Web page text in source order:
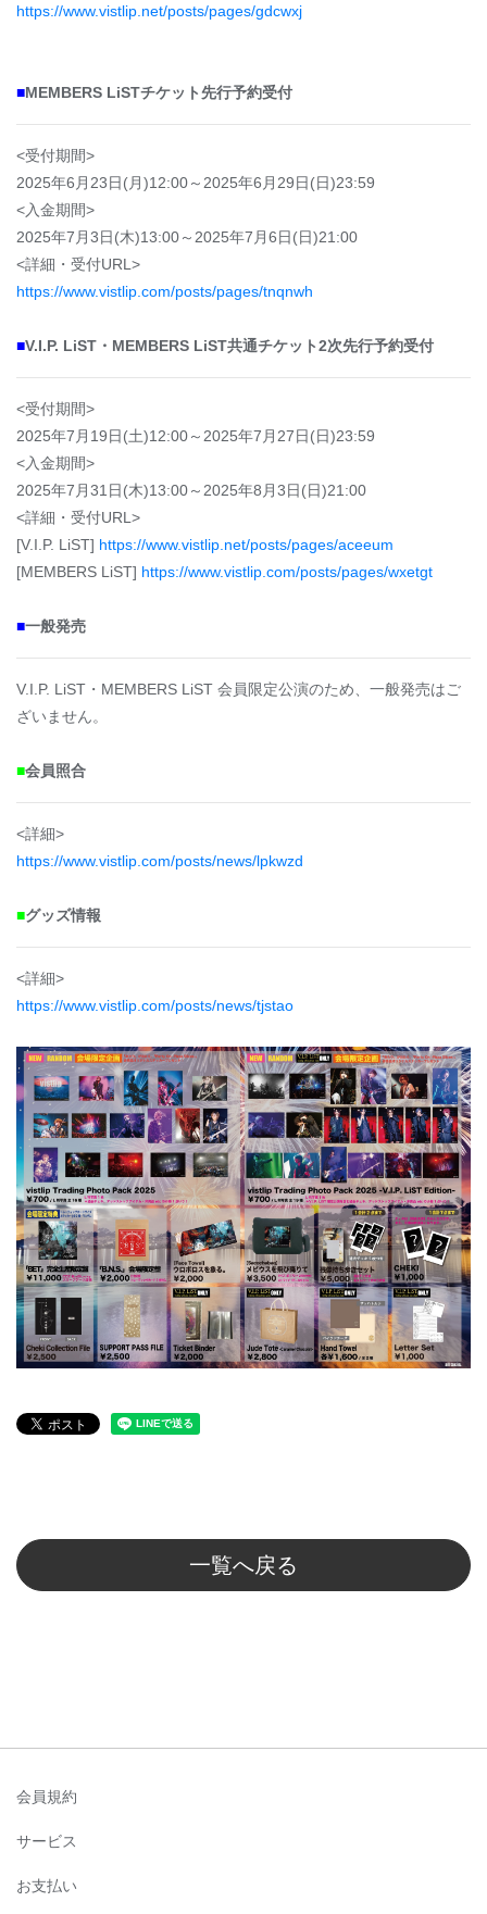
https://www.vistlip.net/posts/pages/gdcwxj
■MEMBERS LiSTチケット先行予約受付
<受付期間>
2025年6月23日(月)12:00～2025年6月29日(日)23:59
<入金期間>
2025年7月3日(木)13:00～2025年7月6日(日)21:00
<詳細・受付URL>
https://www.vistlip.com/posts/pages/tnqnwh
■V.I.P. LiST・MEMBERS LiST共通チケット2次先行予約受付
<受付期間>
2025年7月19日(土)12:00～2025年7月27日(日)23:59
<入金期間>
2025年7月31日(木)13:00～2025年8月3日(日)21:00
<詳細・受付URL>
[V.I.P. LiST] https://www.vistlip.net/posts/pages/aceeum
[MEMBERS LiST] https://www.vistlip.com/posts/pages/wxetgt
■一般発売
V.I.P. LiST・MEMBERS LiST 会員限定公演のため、一般発売はご
ざいません。
■会員照合
<詳細>
https://www.vistlip.com/posts/news/lpkwzd
■グッズ情報
<詳細>
https://www.vistlip.com/posts/news/tjstao
一覧へ戻る
会員規約
サービス
お支払い